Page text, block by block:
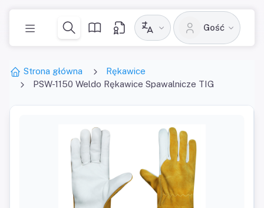
Gość
Strona główna
Rękawice
PSW-1150 Weldo Rękawice Spawalnicze TIG